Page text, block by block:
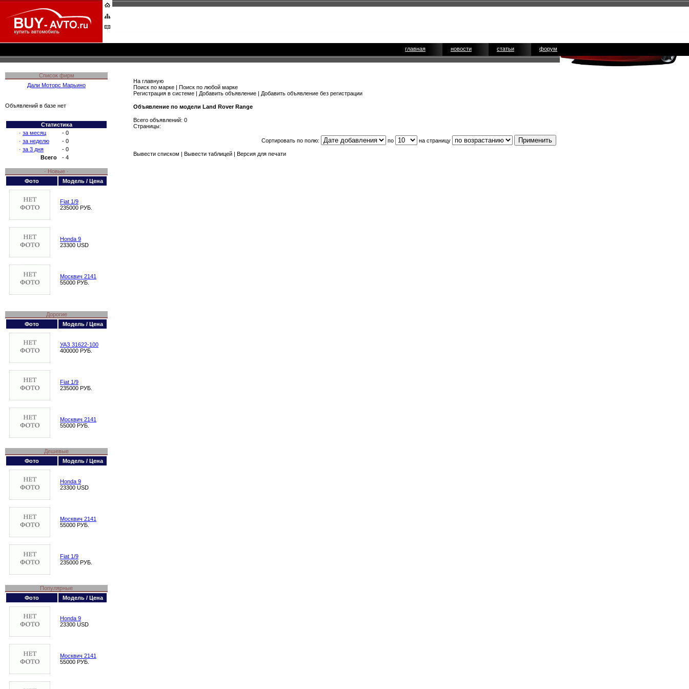
главная новости статьи форум
Список фирм
Дали Моторс Марьино
Объявлений в базе нет
Статистика
· за месяц
- 0
· за неделю
- 0
· за 3 дня
- 0
Всего
- 4
· Новые ·
Фото
Модель / Цена
Fiat 1/9
235000 РУБ.
Honda 9
23300 USD
Москвич 2141
55000 РУБ.
Дорогие
Фото
Модель / Цена
УАЗ 31622-100
400000 РУБ.
Fiat 1/9
235000 РУБ.
Москвич 2141
55000 РУБ.
Дешевые
Фото
Модель / Цена
Honda 9
23300 USD
Москвич 2141
55000 РУБ.
Fiat 1/9
235000 РУБ.
Популярные
Фото
Модель / Цена
Honda 9
23300 USD
Москвич 2141
55000 РУБ.
На главную
Поиск по марке | Поиск по любой марке
Регистрация в системе | Добавить объявление | Добавить объявление без регистрации
Объявление по модели Land Rover Range
Всего объявлений: 0
Страницы:
Сортировать по полю: по на страницу
Вывести списком Вывести таблицей Версия для печати